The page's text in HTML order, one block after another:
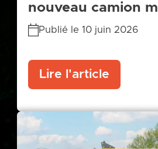
nouveau camion
Publié le 10 juin 2026
Lire l'article